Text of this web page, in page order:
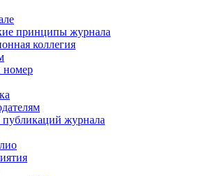
принципы журнала
коллегия
журнала